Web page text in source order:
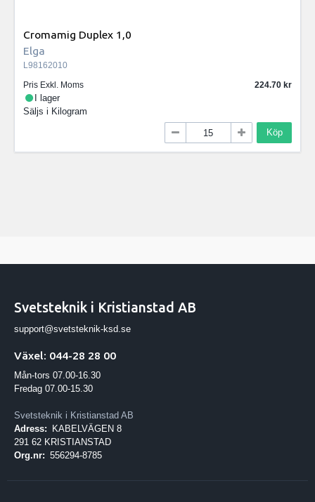
Cromamig Duplex 1,0
Elga
L98162010
Pris Exkl. Moms
224.70
I lager
Säljs i Kilogram
Köp
Svetsteknik i Kristianstad AB
support@svetsteknik-ksd.se
Växel: 044-28 28 00
Mån-tors 07.00-16.30
Fredag 07.00-15.30
Svetsteknik i Kristianstad AB
Adress:
KABELVÄGEN 8
291 62 KRISTIANSTAD
Org.nr: 556294-8785